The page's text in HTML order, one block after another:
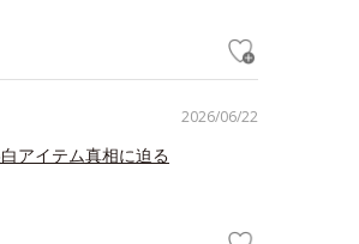
2026/06/22
アイテム真相に迫る